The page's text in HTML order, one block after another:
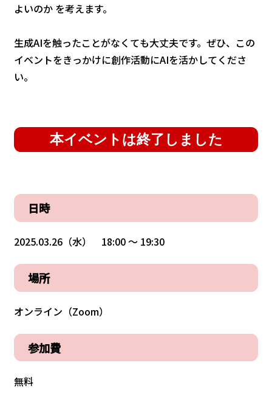
よいのか を考えます。
生成AIを触ったことがなくても大丈夫です。ぜひ、この
イベントをきっかけに創作活動にAIを活かしてくださ
い。
本イベントは終了しました
日時
2025.03.26（水） 18:00 〜 19:30
場所
オンライン（Zoom）
参加費
無料